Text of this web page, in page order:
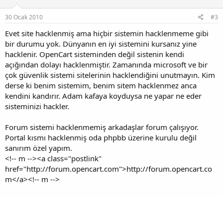
30 Ocak 2010 #3
Evet site hacklenmiş ama hiçbir sistemin hacklenmeme gibi
bir durumu yok. Dünyanın en iyi sistemini kursanız yine
hacklenir. OpenCart sisteminden değil sistenin kendi
açığından dolayı hacklenmiştir. Zamanında microsoft ve bir
çok güvenlik sistemi sitelerinin hacklendiğini unutmayın. Kim
derse ki benim sistemim, benim sitem hacklenmez anca
kendini kandırır. Adam kafaya koyduysa ne yapar ne eder
sisteminizi hackler.
Forum sistemi hacklenmemiş arkadaşlar forum çalışıyor.
Portal kısmı hacklenmiş oda phpbb üzerine kurulu değil
sanırım özel yapım.
<!-- m --><a class="postlink"
href="http://forum.opencart.com">http://forum.opencart.co
m</a><!-- m -->